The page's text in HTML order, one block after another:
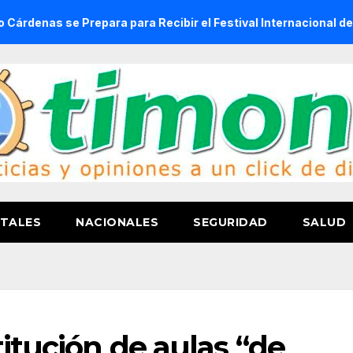
Prepara para Recibir el Festival Internacional de la Cerveza
NACIONALES SEGURIDAD SALUD